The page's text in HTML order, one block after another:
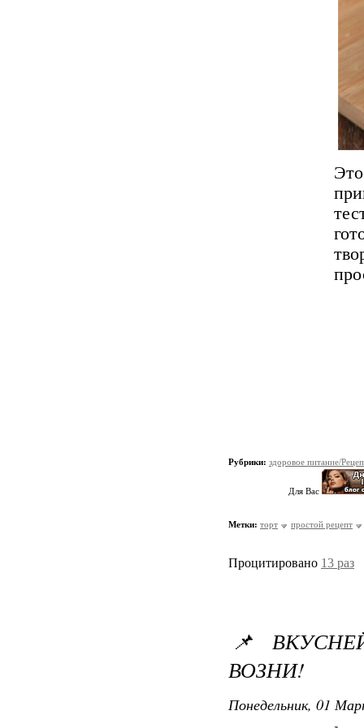
Рубрики: здоровое питание/
Для Вас
Метки: торт простой рецепт
Процитировано 13 раз
📌
ВОЗНИ!
Понедельник, 01